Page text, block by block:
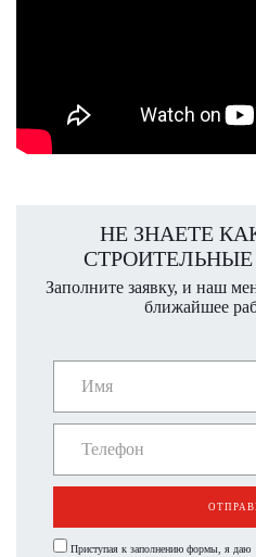
НЕ ЗНАЕТЕ
Заполните заявку, и наш
ближайшее
Приступая к заполнению формы, я даю